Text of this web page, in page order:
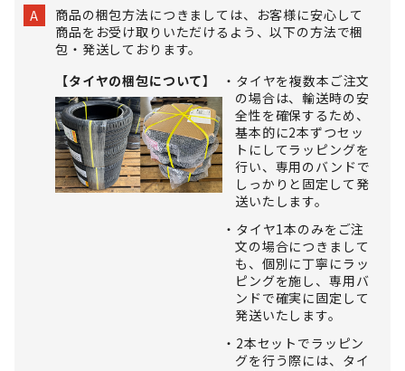
A
商品の梱包方法につきましては、お客様に安心して
商品をお受け取りいただけるよう、以下の方法で梱
包・発送しております。
【タイヤの梱包について】
タイヤを複数本ご注文
の場合は、輸送時の安
全性を確保するため、
基本的に2本ずつセッ
トにしてラッピングを
行い、専用のバンドで
しっかりと固定して発
送いたします。
タイヤ1本のみをご注
文の場合につきまして
も、個別に丁寧にラッ
ピングを施し、専用バ
ンドで確実に固定して
発送いたします。
2本セットでラッピン
グを行う際には、タイ